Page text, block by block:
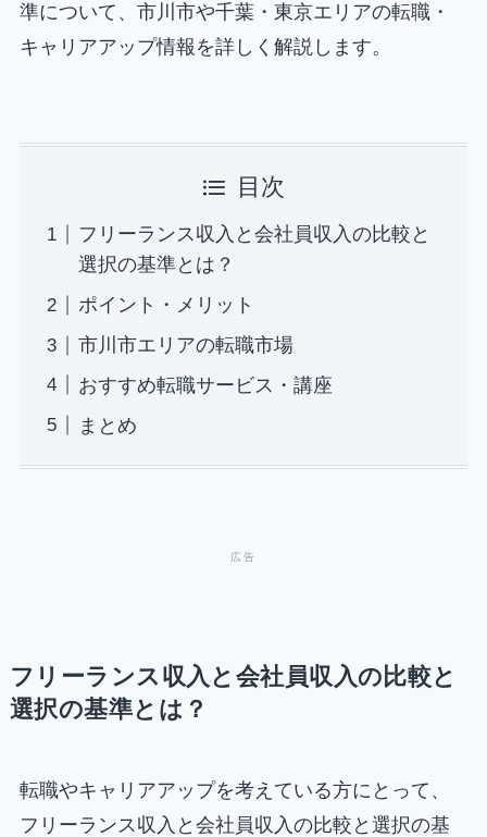
準について、市川市や千葉・東京エリアの転職・
キャリアアップ情報を詳しく解説します。
目次
フリーランス収入と会社員収入の比較と
選択の基準とは？
ポイント・メリット
市川市エリアの転職市場
おすすめ転職サービス・講座
まとめ
フリーランス収入と会社員収入の比較と
選択の基準とは？
転職やキャリアアップを考えている方にとって、
フリーランス収入と会社員収入の比較と選択の基